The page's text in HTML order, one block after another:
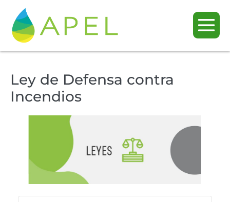
Ley de Defensa contra
Incendios